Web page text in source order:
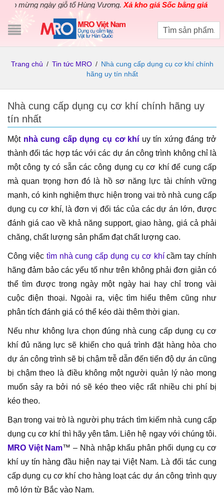
mừng ngày giỗ tổ Hùng Vương.Xả kho giá Sốc bằng giá Gốc
Trang chủ / Tin tức MRO / Nhà cung cấp dụng cụ cơ khí chính
hãng uy tín nhất
Nhà cung cấp dụng cụ cơ khí chính hãng uy
tín nhất
Một nhà cung cấp dụng cụ cơ khí uy tín xứng đáng trở
thành đối tác hợp tác với các dự án công trình không chỉ là
một công ty có sẵn các công dụng cụ cơ khí để cung cấp
mà quan trọng hơn đó là hồ sơ năng lực tài chính vững
mạnh, có kinh nghiệm thực hiện trong vai trò nhà cung cấp
dụng cụ cơ khí, là đơn vị đối tác của các dự án lớn, được
đánh giá cao về khả năng support, giao hàng, giá cả phải
chăng, chất lượng sản phẩm đạt chất lượng cao.
Công việc tìm nhà cung cấp dụng cụ cơ khícầm tay chính
hãng đảm bảo các yếu tố như trên không phải đơn giản có
thể tìm được trong ngày một ngày hai hay chỉ trong vài
cuộc điện thoại. Ngoài ra, việc tìm hiểu thêm cũng như
phân tích đánh giá có thể kéo dài thêm thời gian.
Nếu như không lựa chọn đúng nhà cung cấp dụng cụ cơ
khí đủ năng lực sẽ khiến cho quá trình đặt hàng hòa cho
dự án công trình sẽ bị chậm trễ dẫn đến tiến độ dự án cũng
bị chậm theo là điều không một người quản lý nào mong
muốn sảy ra bởi nó sẽ kéo theo việc rất nhiều chi phí bị
kéo theo.
Bạn trong vai trò là người phụ trách tìm kiếm nhà cung cấp
dụng cụ cơ khí thì hãy yên tâm. Liên hệ ngay với chúng tôi.
MRO Việt Nam™ – Nhà nhập khẩu phân phối dụng cụ cơ
khí uy tín hàng đầu hiện nay tại Việt Nam. Là đối tác cung
cấp dụng cụ cơ khí cho hàng loạt các dự án công trình quy
mô lớn từ Bắc vào Nam.